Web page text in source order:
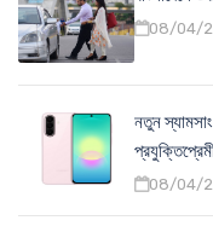
08/04/
নতুন
08/04/